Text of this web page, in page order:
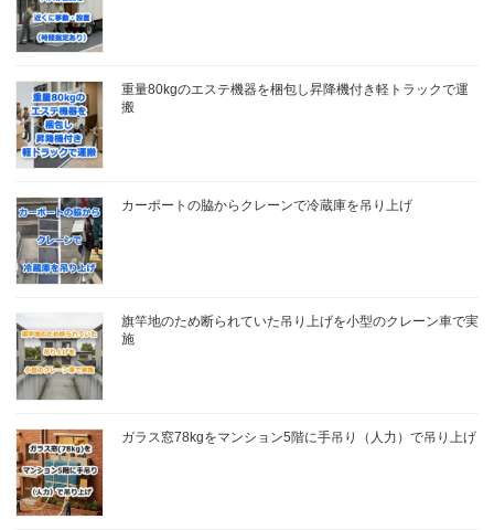
重量80kgのエステ機器を梱包し昇降機付き軽トラックで運
搬
カーポートの脇からクレーンで冷蔵庫を吊り上げ
旗竿地のため断られていた吊り上げを小型のクレーン車で実
施
ガラス窓78kgをマンション5階に手吊り（人力）で吊り上げ